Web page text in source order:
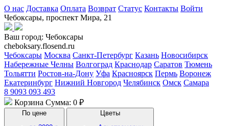
О нас Доставка Оплата Возврат Статус Контакты Войти
Чебоксары, проспект Мира, 21
Ваш город: Чебоксары
cheboksary.flosend.ru
Чебоксары Москва Санкт-Петербург Казань Новосибирск
Набережные Челны Волгоград Краснодар Саратов Тюмень
Тольятти Ростов-на-Дону Уфа Красноярск Пермь Воронеж
Екатеринбург Нижний Новгород Челябинск Омск Самара
8 9093 093 493
Корзина Сумма: 0 ₽
По цене
Цветы